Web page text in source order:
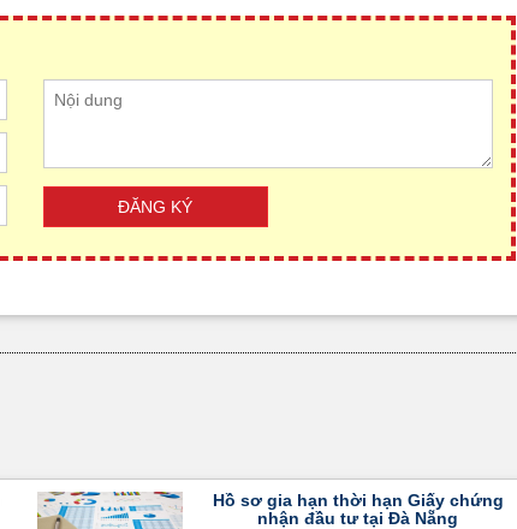
Hồ sơ gia hạn thời hạn Giấy chứng
nhận đầu tư tại Đà Nẵng